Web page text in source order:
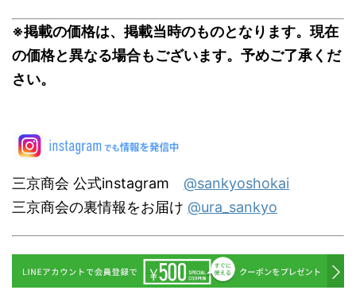
※掲載の価格は、掲載当時のものとなります。現在
の価格と異なる場合もございます。予めご了承くだ
さい。
三京商会 公式instagram @sankyoshokai
三京商会の裏情報をお届け @ura_sankyo